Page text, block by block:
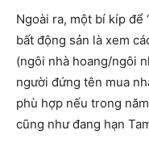
Ngoài ra, một bí kíp để
bất động sản là xem
(ngôi nhà hoang/ngôi
người đứng tên mua
phù hợp nếu trong
cũng như đang hạn